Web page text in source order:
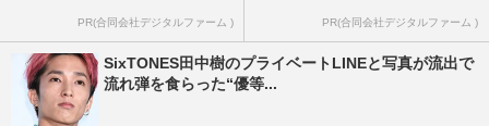
PR(合同会社デジタルファーム ) PR(合同会社デジタルファーム )
SixTONES田中樹のプライベートLINEと写真が流出で
流れ弾を食らった“優等...